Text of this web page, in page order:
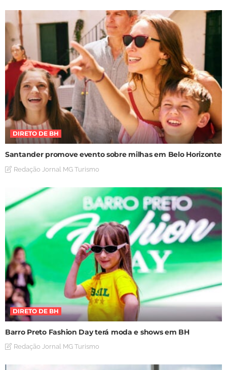
DIRETO DE BH
Santander promove evento sobre milhas em Belo Horizonte
Redação Jornal MG Turismo
DIRETO DE BH
Barro Preto Fashion Day terá moda e shows em BH
Redação Jornal MG Turismo